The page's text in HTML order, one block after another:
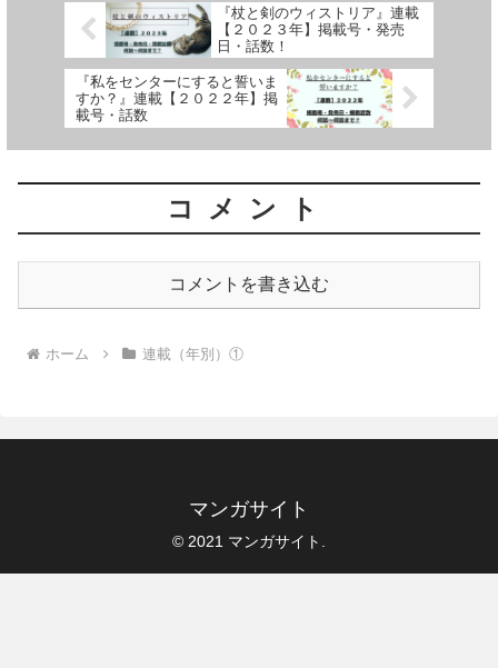
『杖と剣のウィストリア』連載
【２０２３年】掲載号・発売
日・話数！
『私をセンターにすると誓いま
すか？』連載【２０２２年】掲
載号・話数
コメント
コメントを書き込む
ホーム 連載（年別）①
マンガサイト
© 2021 マンガサイト.